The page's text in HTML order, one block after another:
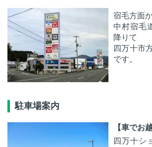
宿毛方面
中村宿毛
降りて
四万十市
です。
駐車場案内
【車でお
四万十シ